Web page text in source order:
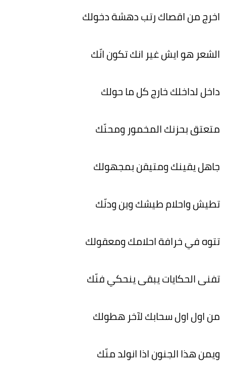
اخرج من اقصاك رتب دهشة دخولك
الشعر هو ايش غير انك تكون انّك
داخل لداخلك خارج كل ما حولك
متعتق بحزنك المخمور ومحنّك
جاهل يقينك ومتيقن بمجهولك
تطيش واحلام طيشك وين ودنّك
تتوه في خرافة احلامك ومعقولك
تفنى الحكايات يبقى ينحكي فنّك
من اول اول سحابك لآخر هطولك
ويمن هذا الجنون اذا انولد منّك